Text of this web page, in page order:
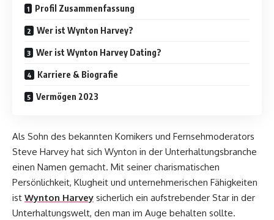
Profil Zusammenfassung
Wer ist Wynton Harvey?
Wer ist Wynton Harvey Dating?
Karriere & Biografie
Vermögen 2023
Als Sohn des bekannten Komikers und Fernsehmoderators
Steve Harvey hat sich Wynton in der Unterhaltungsbranche
einen Namen gemacht. Mit seiner charismatischen
Persönlichkeit, Klugheit und unternehmerischen Fähigkeiten
ist Wynton Harvey sicherlich ein aufstrebender Star in der
Unterhaltungswelt, den man im Auge behalten sollte.